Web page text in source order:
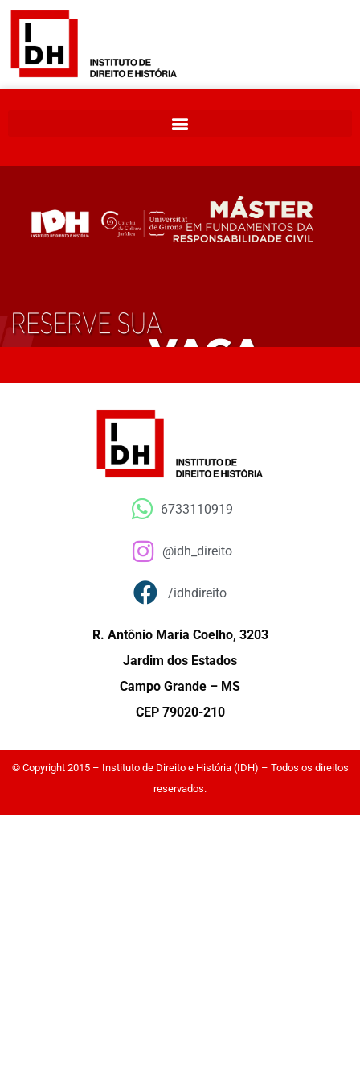
6733110919
@idh_direito
/idhdireito
R. Antônio Maria Coelho, 3203
Jardim dos Estados
Campo Grande – MS
CEP 79020-210
© Copyright 2015 – Instituto de Direito e História (IDH) – Todos os direitos
reservados.